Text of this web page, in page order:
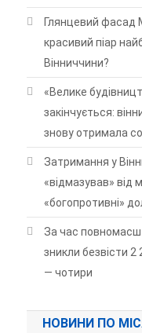
Глянцевий фасад
красивий піар
Вінниччини?
«Велике
закінчується:
знову отримала
Затримання у
«відмазував» від
«богопротивні»
За час
зникли безвісти 2
— чотири
НОВИНИ ПО